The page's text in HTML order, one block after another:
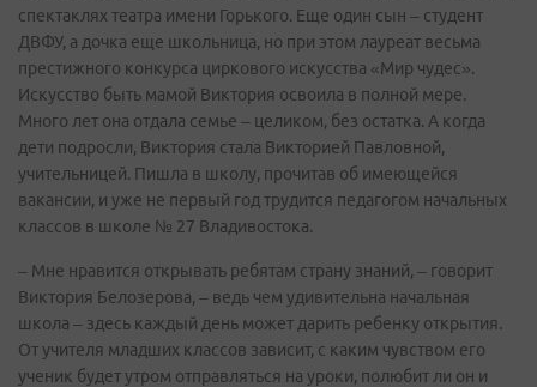
спектаклях театра имени Горького. Еще один сын – студент
ДВФУ, а дочка еще школьница, но при этом лауреат весьма
престижного конкурса циркового искусства «Мир чудес».
Искусство быть мамой Виктория освоила в полной мере.
Много лет она отдала семье – целиком, без остатка. А когда
дети подросли, Виктория стала Викторией Павловной,
учительницей. Пишла в школу, прочитав об имеющейся
вакансии, и уже не первый год трудится педагогом начальных
классов в школе № 27 Владивостока.
– Мне нравится открывать ребятам страну знаний, – говорит
Виктория Белозерова, – ведь чем удивительна начальная
школа – здесь каждый день может дарить ребенку открытия.
От учителя младших классов зависит, с каким чувством его
ученик будет утром отправляться на уроки, полюбит ли он и